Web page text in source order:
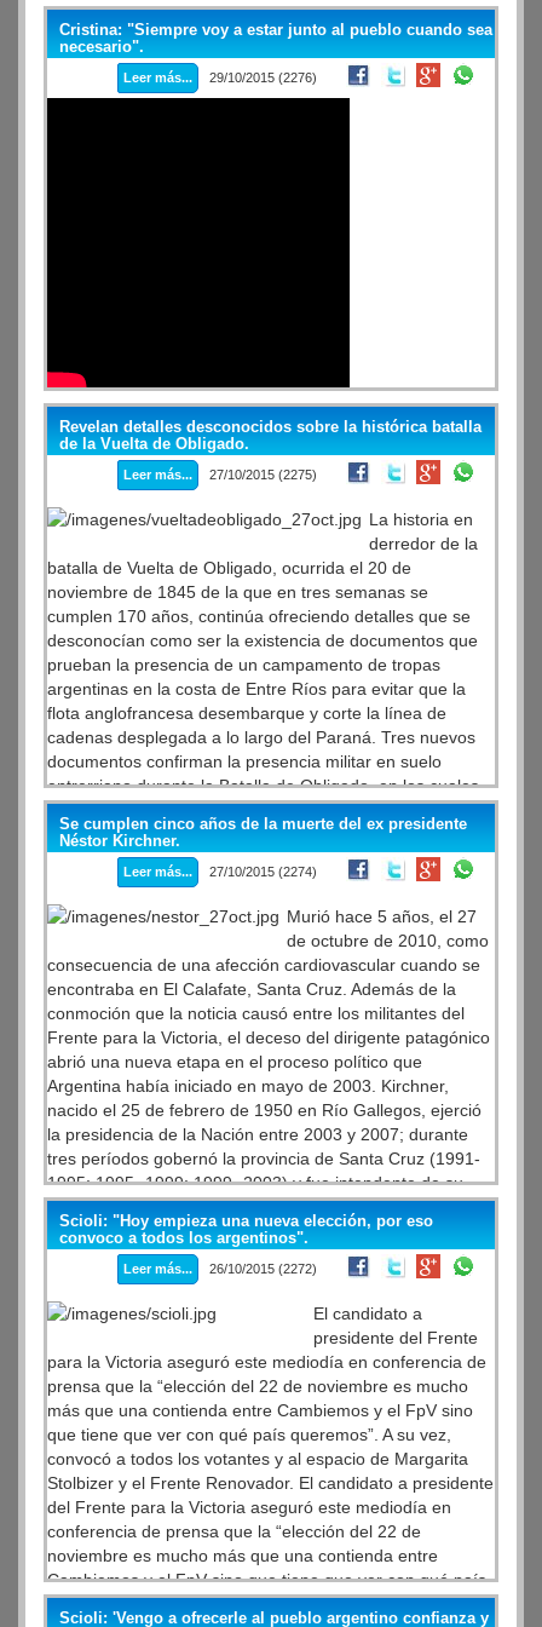
Cristina: "Siempre voy a estar junto al pueblo cuando sea
necesario".
Leer más... 29/10/2015 (2276)
Revelan detalles desconocidos sobre la histórica batalla
de la Vuelta de Obligado.
Leer más... 27/10/2015 (2275)
La historia en
derredor de la
batalla de Vuelta de Obligado, ocurrida el 20 de
noviembre de 1845 de la que en tres semanas se
cumplen 170 años, continúa ofreciendo detalles que se
desconocían como ser la existencia de documentos que
prueban la presencia de un campamento de tropas
argentinas en la costa de Entre Ríos para evitar que la
flota anglofrancesa desembarque y corte la línea de
cadenas desplegada a lo largo del Paraná. Tres nuevos
documentos confirman la presencia militar en suelo
entrerriano durante la Batalla de Obligado, en los cuales
se habla de la deserción de soldados argentinos "del
campamento ubicado frente a Obligado", lo que hasta el
momento se desconocía ya que se suponía que toda la
defensa se había concentrado en la costa de San Pedro,
en territorio bonaerense.
Se cumplen cinco años de la muerte del ex presidente
Néstor Kirchner.
Leer más... 27/10/2015 (2274)
Murió hace 5 años, el 27
de octubre de 2010, como
consecuencia de una afección cardiovascular cuando se
encontraba en El Calafate, Santa Cruz. Además de la
conmoción que la noticia causó entre los militantes del
Frente para la Victoria, el deceso del dirigente patagónico
abrió una nueva etapa en el proceso político que
Argentina había iniciado en mayo de 2003. Kirchner,
nacido el 25 de febrero de 1950 en Río Gallegos, ejerció
la presidencia de la Nación entre 2003 y 2007; durante
tres períodos gobernó la provincia de Santa Cruz (1991-
1995; 1995- 1999; 1999- 2003) y fue intendente de su
ciudad natal (1987-1991). Además se desempeñó como
convencional constituyente de la Asamblea que reformó la
Carta Magna en 1994; resultó electo diputado en 2009
por la provincia de Buenos Aires y ejerció la Secretaria
General del bloque regional UNASUR, función que
cumplía al momento de su fallecimiento.
Scioli: "Hoy empieza una nueva elección, por eso
convoco a todos los argentinos".
Leer más... 26/10/2015 (2272)
El candidato a
presidente del Frente
para la Victoria aseguró este mediodía en conferencia de
prensa que la “elección del 22 de noviembre es mucho
más que una contienda entre Cambiemos y el FpV sino
que tiene que ver con qué país queremos”. A su vez,
convocó a todos los votantes y al espacio de Margarita
Stolbizer y el Frente Renovador. El candidato a presidente
del Frente para la Victoria aseguró este mediodía en
conferencia de prensa que la “elección del 22 de
noviembre es mucho más que una contienda entre
Cambiemos y el FpV sino que tiene que ver con qué país
queremos”. A su vez, convocó a todos los votantes y al
Scioli: 'Vengo a ofrecerle al pueblo argentino confianza y